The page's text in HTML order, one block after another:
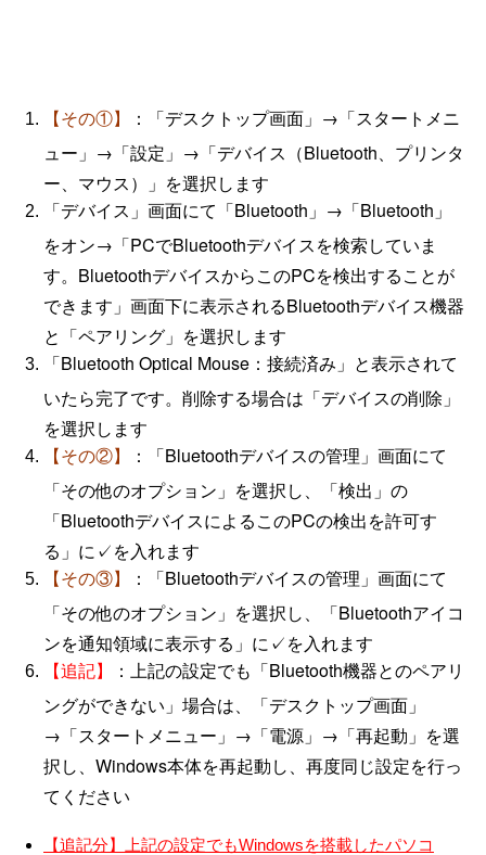
【その①】 ：「デスクトップ画面」→「スタートメニ
ュー」→「設定」→「デバイス（Bluetooth、プリンタ
ー、マウス）」を選択します
「デバイス」画面にて「Bluetooth」→「Bluetooth」
をオン→「PCでBluetoothデバイスを検索していま
す。BluetoothデバイスからこのPCを検出することが
できます」画面下に表示されるBluetoothデバイス機器
と「ペアリング」を選択します
「Bluetooth Optical Mouse：接続済み」と表示されて
いたら完了です。削除する場合は「デバイスの削除」
を選択します
【その②】
： 「Bluetoothデバイスの管理」画面にて
「その他のオプション」を選択し、「検出」の
「BluetoothデバイスによるこのPCの検出を許可す
る」に✓を入れます
【その③】
：「Bluetoothデバイスの管理」画面にて
「その他のオプション」を選択し、「Bluetoothアイコ
ンを通知領域に表示する」に✓を入れます
【追記】
：上記の設定でも「Bluetooth機器とのペアリ
ングができない」場合は、「デスクトップ画面」
→「スタートメニュー」→「電源」→「再起動」を選
択し、Windows本体を再起動し、再度同じ設定を行っ
てください
【追記分】上記の設定でもWindowsを搭載したパソコ